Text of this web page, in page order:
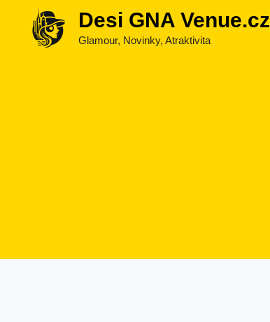
Přeskočit
Desi GNA Venue.cz
Glamour, Novinky, Atraktivita